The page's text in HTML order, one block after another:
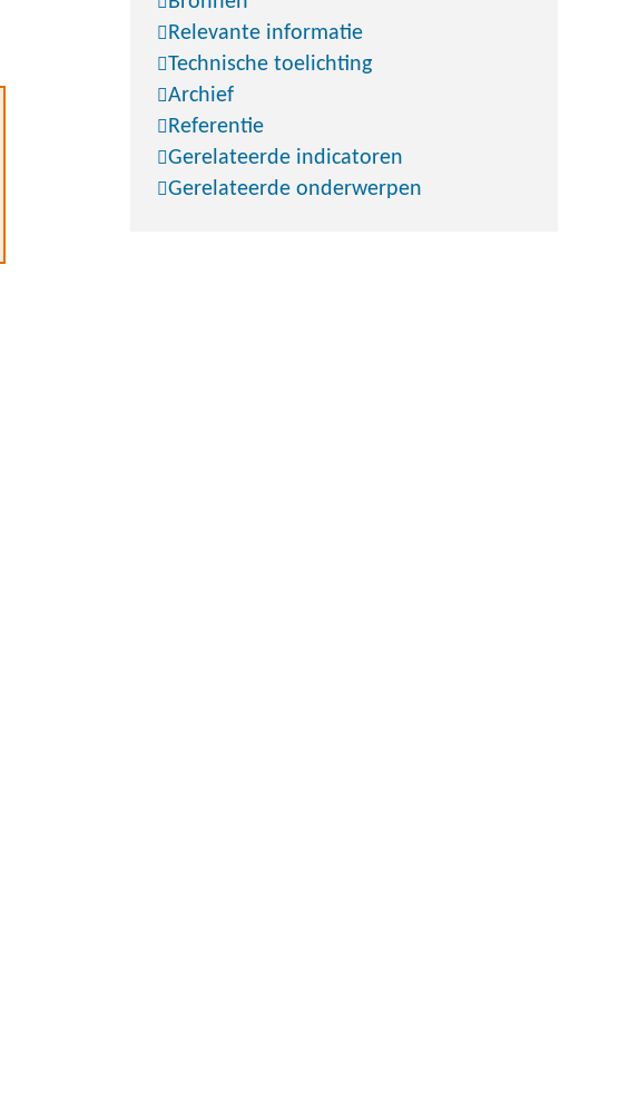
Relevante informatie
Technische toelichting
Archief
Referentie
Gerelateerde indicatoren
Gerelateerde onderwerpen